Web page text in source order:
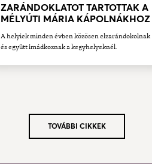
ZARÁNDOKLATOT TARTOTTAK A
MÉLYÚTI MÁRIA KÁPOLNÁKHOZ
A helyiek minden évben közösen elzarándokolnak
és együtt imádkoznak a kegyhelyeknél.
TOVÁBBI CIKKEK